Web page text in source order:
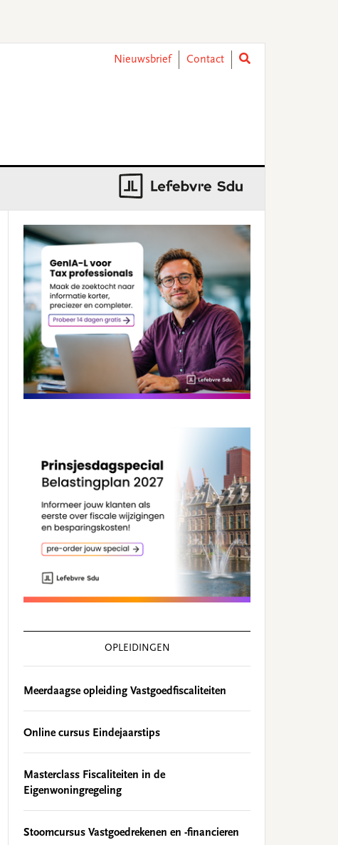
Nieuwsbrief
Contact
Sidebar
OPLEIDINGEN
Meerdaagse opleiding Vastgoedfiscaliteiten
Online cursus Eindejaarstips
Masterclass Fiscaliteiten in de
Eigenwoningregeling
Stoomcursus Vastgoedrekenen en -financieren